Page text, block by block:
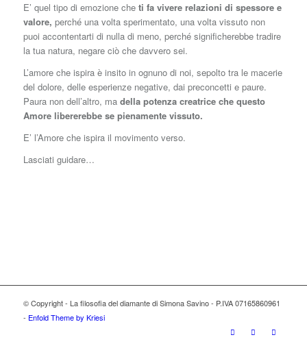
E’ quel tipo di emozione che ti fa vivere relazioni di spessore e
valore, perché una volta sperimentato, una volta vissuto non
puoi accontentarti di nulla di meno, perché significherebbe tradire
la tua natura, negare ciò che davvero sei.
L’amore che ispira è insito in ognuno di noi, sepolto tra le macerie
del dolore, delle esperienze negative, dai preconcetti e paure.
Paura non dell’altro, ma della potenza creatrice che questo
Amore libererebbe se pienamente vissuto.
E’ l’Amore che ispira il movimento verso.
Lasciati guidare…
© Copyright - La filosofia del diamante di Simona Savino - P.IVA 07165860961
- Enfold Theme by Kriesi